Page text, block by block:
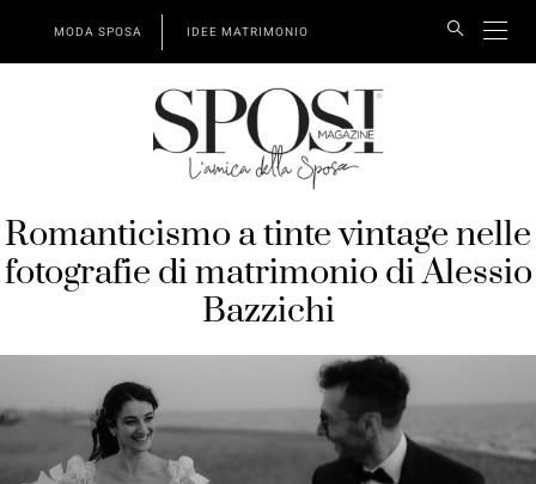
MODA SPOSA IDEE MATRIMONIO
Romanticismo a tinte vintage nelle
fotografie di matrimonio di Alessio
Bazzichi